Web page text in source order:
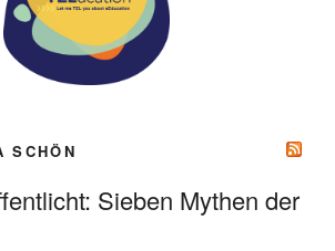
SCHÖN
Sieben Mythen der